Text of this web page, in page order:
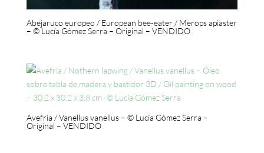
Abejaruco europeo / European bee-eater / Merops apiaster
– © Lucía Gómez Serra – Original – VENDIDO
Avefría / Vanellus vanellus – © Lucía Gómez Serra –
Original – VENDIDO